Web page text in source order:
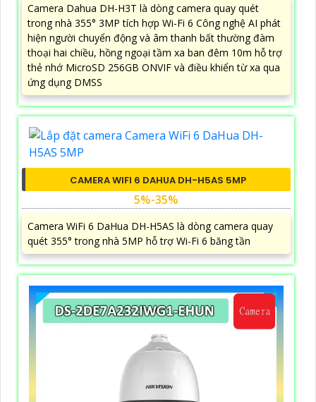
Camera Dahua DH-H3T là dòng camera quay quét
trong nhà 355° 3MP tích hợp Wi-Fi 6 Công nghệ AI phát
hiện người chuyển động và âm thanh bất thường đàm
thoại hai chiều, hồng ngoại tầm xa ban đêm 10m hỗ trợ
thẻ nhớ MicroSD 256GB ONVIF và điều khiển từ xa qua
ứng dụng DMSS
CAMERA WIFI 6 DAHUA DH-H5AS 5MP
5%-35%
Camera WiFi 6 DaHua DH-H5AS là dòng camera quay
quét 355° trong nhà 5MP hỗ trợ Wi-Fi 6 băng tần